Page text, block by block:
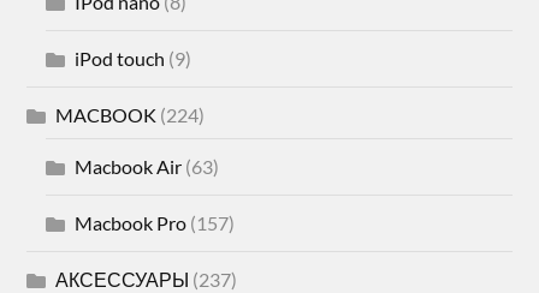
iPod touch (9)
MACBOOK (224)
Macbook Air (63)
Macbook Pro (157)
АКСЕССУАРЫ (237)